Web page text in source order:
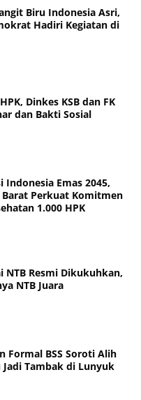
Biru Indonesia Asri,
Hadiri Kegiatan di
Dinkes KSB dan FK
dan Bakti Sosial
Indonesia Emas 2045,
Perkuat Komitmen
1.000 HPK
NTB Resmi Dikukuhkan,
NTB Juara
Formal BSS Soroti Alih
Jadi Tambak di Lunyuk